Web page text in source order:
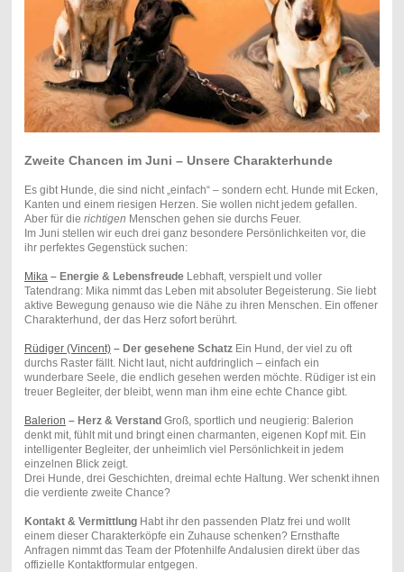
Zweite Chancen im Juni – Unsere Charakterhunde
Es gibt Hunde, die sind nicht „einfach“ – sondern echt. Hunde mit Ecken,
Kanten und einem riesigen Herzen. Sie wollen nicht jedem gefallen.
Aber für die richtigen Menschen gehen sie durchs Feuer.
Im Juni stellen wir euch drei ganz besondere Persönlichkeiten vor, die
ihr perfektes Gegenstück suchen:
Mika – Energie & LebensfreudeLebhaft, verspielt und voller
Tatendrang: Mika nimmt das Leben mit absoluter Begeisterung. Sie liebt
aktive Bewegung genauso wie die Nähe zu ihren Menschen. Ein offener
Charakterhund, der das Herz sofort berührt.
Rüdiger (Vincent)– Der gesehene SchatzEin Hund, der viel zu oft
durchs Raster fällt. Nicht laut, nicht aufdringlich – einfach ein
wunderbare Seele, die endlich gesehen werden möchte. Rüdiger ist ein
treuer Begleiter, der bleibt, wenn man ihm eine echte Chance gibt.
Balerion – Herz & VerstandGroß, sportlich und neugierig: Balerion
denkt mit, fühlt mit und bringt einen charmanten, eigenen Kopf mit. Ein
intelligenter Begleiter, der unheimlich viel Persönlichkeit in jedem
einzelnen Blick zeigt.
Drei Hunde, drei Geschichten, dreimal echte Haltung. Wer schenkt ihnen
die verdiente zweite Chance?
Kontakt & VermittlungHabt ihr den passenden Platz frei und wollt
einem dieser Charakterköpfe ein Zuhause schenken? Ernsthafte
Anfragen nimmt das Team der Pfotenhilfe Andalusien direkt über das
offizielle Kontaktformular entgegen.